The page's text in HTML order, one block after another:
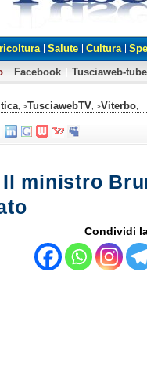
Salute Cultura
Facebook Tusciaweb-tube
, >TusciawebTV , >Viterbo
Il ministro
Condividi